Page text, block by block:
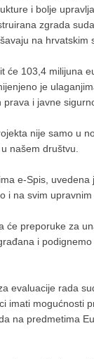
i bolje
zgrada
na hrvatskim
će 103,4 milijuna
je
i javne
nije samo u
našem društvu.
e-Spis, uvedena
i na svim upravnim
će preporuke za
i
evaluacije rada
imati mogućnosti
na predmetima